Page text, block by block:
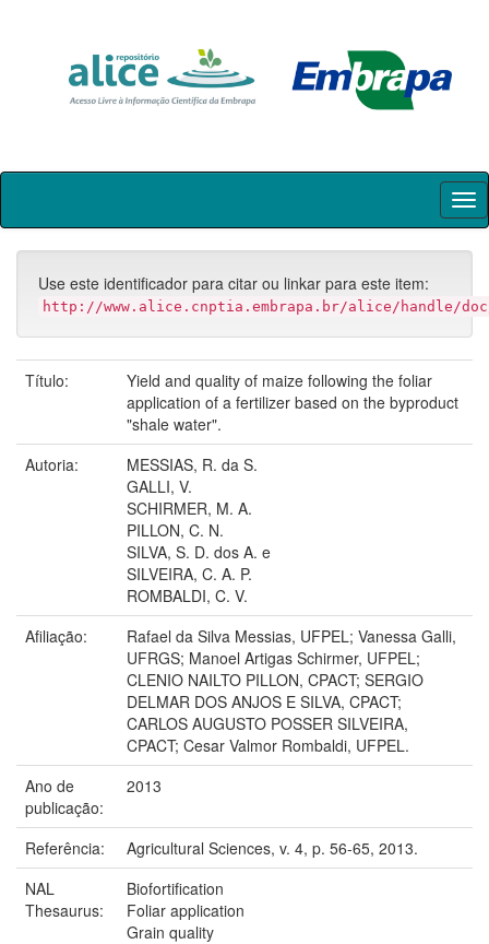
Skip
Use este identificador para citar ou linkar para este item:
http://www.alice.cnptia.embrapa.br/alice/handle/
Título:
Yield and quality of maize following the foliar
application of a fertilizer based on the byproduct
"shale water".
Autoria:
MESSIAS, R. da S.
GALLI, V.
SCHIRMER, M. A.
PILLON, C. N.
SILVA, S. D. dos A. e
SILVEIRA, C. A. P.
ROMBALDI, C. V.
Afiliação:
Rafael da Silva Messias, UFPEL; Vanessa Galli,
UFRGS; Manoel Artigas Schirmer, UFPEL;
CLENIO NAILTO PILLON, CPACT; SERGIO
DELMAR DOS ANJOS E SILVA, CPACT;
CARLOS AUGUSTO POSSER SILVEIRA,
CPACT; Cesar Valmor Rombaldi, UFPEL.
Ano de
publicação:
2013
Referência:
Agricultural Sciences, v. 4, p. 56-65, 2013.
NAL
Thesaurus:
Biofortification
Foliar application
Grain quality